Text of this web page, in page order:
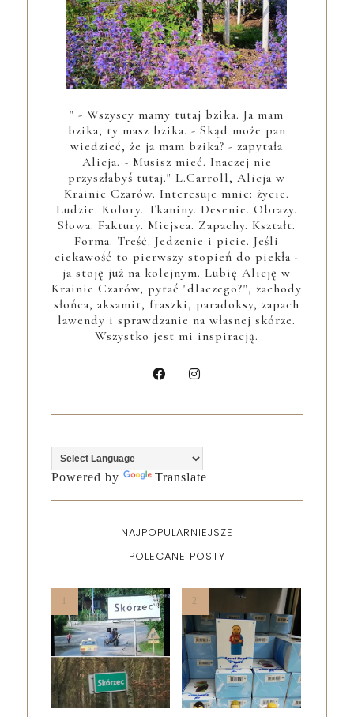
" - Wszyscy mamy tutaj bzika. Ja mam
bzika, ty masz bzika. - Skąd może pan
wiedzieć, że ja mam bzika? - zapytała
Alicja. - Musisz mieć. Inaczej nie
przyszłabyś tutaj." L.Carroll, Alicja w
Krainie Czarów. Interesuje mnie: życie.
Ludzie. Kolory. Tkaniny. Desenie. Obrazy.
Słowa. Faktury. Miejsca. Zapachy. Kształt.
Forma. Treść. Jedzenie i picie. Jeśli
ciekawość to pierwszy stopień do piekła -
ja stoję już na kolejnym. Lubię Alicję w
Krainie Czarów, pytać "dlaczego?", zachody
słońca, aksamit, fraszki, paradoksy, zapach
lawendy i sprawdzanie na własnej skórze.
Wszystko jest mi inspiracją.
Powered by Translate
NAJPOPULARNIEJSZE
POLECANE POSTY